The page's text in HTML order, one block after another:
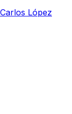
Carlos López